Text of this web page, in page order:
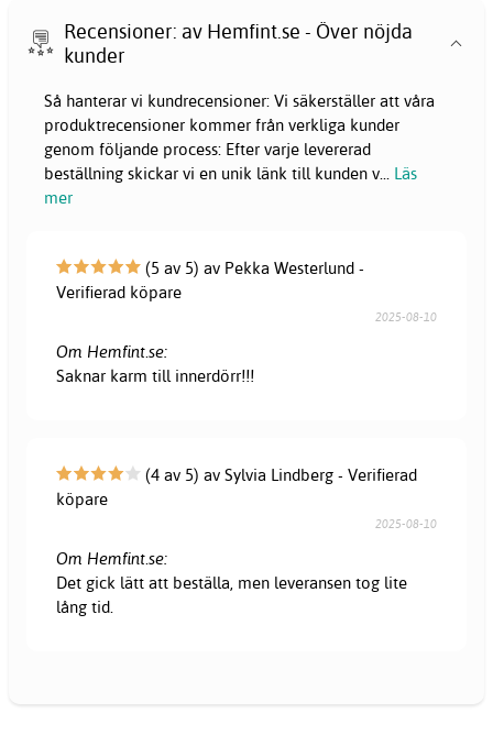
Recensioner: av Hemfint.se - Över nöjda
kunder
Så hanterar vi kundrecensioner: Vi säkerställer att våra
produktrecensioner kommer från verkliga kunder
genom följande process: Efter varje levererad
beställning skickar vi en unik länk till kunden v... Läs
mer
(5 av 5) av Pekka Westerlund -
Verifierad köpare
2025-08-10
Om Hemfint.se:
Saknar karm till innerdörr!!!
(4 av 5) av Sylvia Lindberg - Verifierad
köpare
2025-08-10
Om Hemfint.se:
Det gick lätt att beställa, men leveransen tog lite
lång tid.